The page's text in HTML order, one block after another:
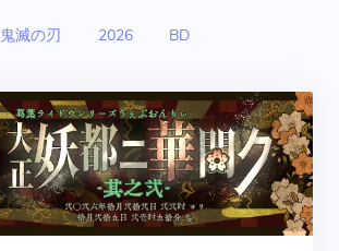
鬼滅の刃 2026 BD